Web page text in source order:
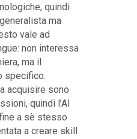
quindi
ma
vale ad
non interessa
ma il
specifico.
acquisire sono
quindi l’AI
a sè stesso
a creare skill